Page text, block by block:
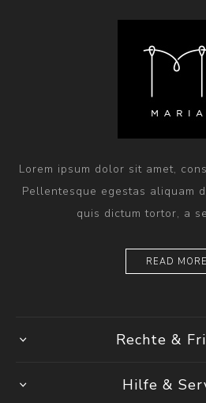
Lorem ipsum dolor sit amet,
Pellentesque egestas aliquam
quis dictum tortor, a
READ MORE
Rechte &
Hilfe &